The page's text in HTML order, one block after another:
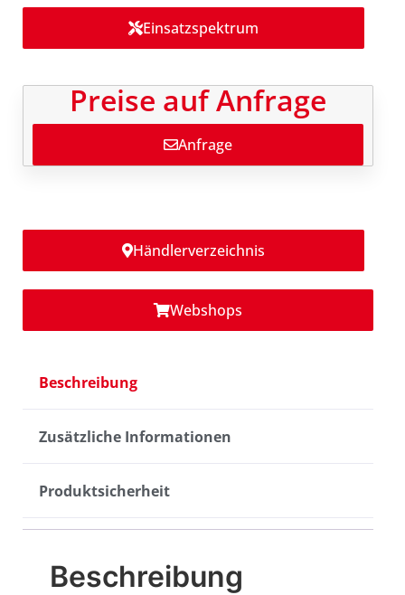
Einsatzspektrum
Preise auf Anfrage
Anfrage
Händlerverzeichnis
Webshops
Beschreibung
Zusätzliche Informationen
Produktsicherheit
Beschreibung